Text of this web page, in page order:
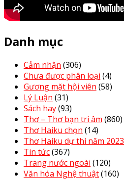
Danh mục
Cảm nhận (306)
Chưa được phân loại (4)
Gương mặt hội viên (58)
Lý Luận (31)
Sách hay(93)
Thơ – Thơ bạn tri âm (860)
Thơ Haiku chọn (14)
Thơ Haiku dự thi năm 2023
Tin tức(367)
Trang nước ngoài (120)
Văn hóa Nghệ thuật(160)